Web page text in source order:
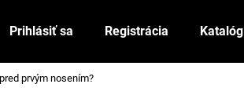
Prihlásiť sa Registrácia Katalóg
prvým nosením?
Čo potrebujete nájsť?